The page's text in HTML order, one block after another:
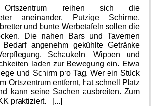
reihen sich die
aneinander. Putzige Schirme,
und bunte Werbetafeln sollen die
Die nahen Bars und Tavernen
angenehm gekühlte Getränke
Schaukeln, Wippen und
laden zur Bewegung ein. Etwa
und Schirm pro Tag. Wer ein Stück
Ortszentrum entfernt, hat schnell Platz
kann seine Sachen ausbreiten. Zum
praktiziert. [...]